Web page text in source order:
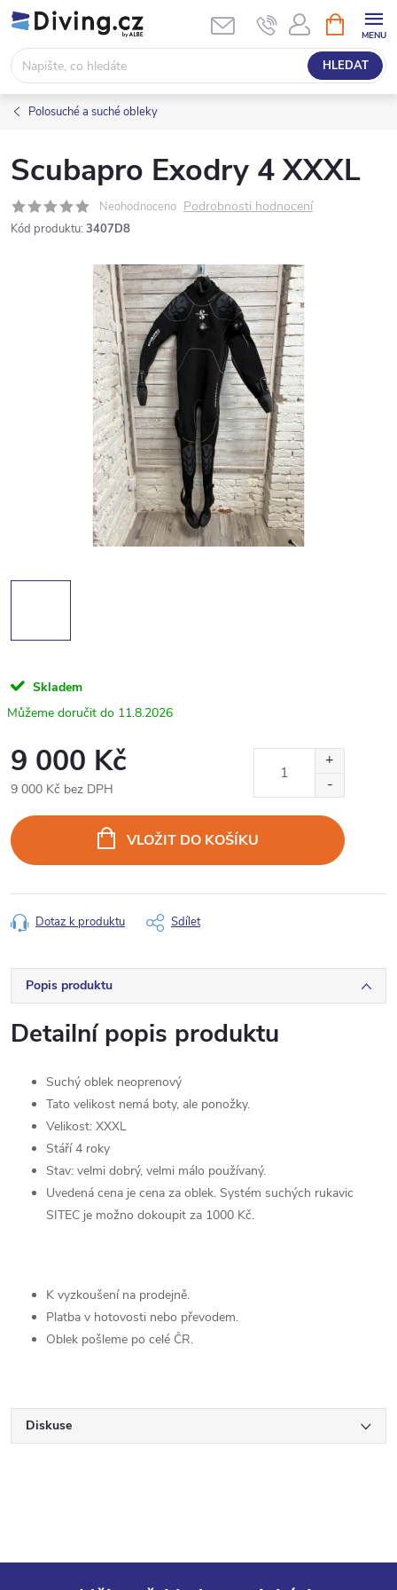
Přejít
na
obsah
HLEDAT
NÁKUPNÍ
KOŠÍK
Polosuché a suché obleky
Scubapro Exodry 4 XXXL
Neohodnoceno Podrobnosti hodnocení
Kód produktu: 3407D8
Skladem
11.8.2026
9 000 Kč
9 000 Kč bez DPH
cena:
VLOŽIT DO KOŠÍKU
Dotaz k produktu Sdílet
Popis produktu
Detailní popis produktu
Suchý oblek neoprenový
Tato velikost nemá boty, ale ponožky.
Velikost: XXXL
Stáří 4 roky
Stav: velmi dobrý, velmi málo používaný.
Uvedená cena je cena za oblek. Systém suchých rukavic
SITEC je možno dokoupit za 1000 Kč.
K vyzkoušení na prodejně.
Platba v hotovosti nebo převodem.
Oblek pošleme po celé ČR.
Diskuse